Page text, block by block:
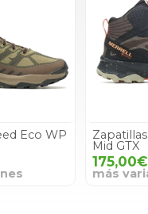
Eco WP
Mid GTX
175,00€
más